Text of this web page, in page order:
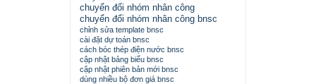
chuyển đổi nhóm nhân công
chuyển đổi nhóm nhân công bnsc
chỉnh sửa template bnsc
cài đặt dự toán bnsc
cách bóc thép điện nước bnsc
cập nhật bảng biểu bnsc
cập nhật phiên bản mới bnsc
dùng nhiều bộ đơn giá bnsc